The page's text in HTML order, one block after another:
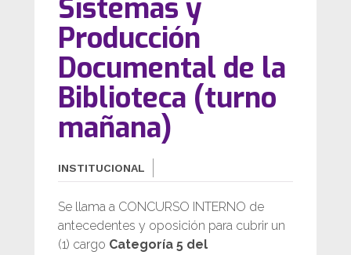
Sistemas y
Producción
Documental de la
Biblioteca (turno
mañana)
INSTITUCIONAL
Se llama a CONCURSO INTERNO de
antecedentes y oposición para cubrir un
(1) cargo Categoría 5 del